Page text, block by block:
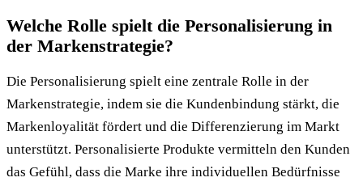
Welche Rolle spielt die Personalisierung in
der Markenstrategie?
Die Personalisierung spielt eine zentrale Rolle in der
Markenstrategie, indem sie die Kundenbindung stärkt, die
Markenloyalität fördert und die Differenzierung im Markt
unterstützt. Personalisierte Produkte vermitteln den Kunden
das Gefühl, dass die Marke ihre individuellen Bedürfnisse